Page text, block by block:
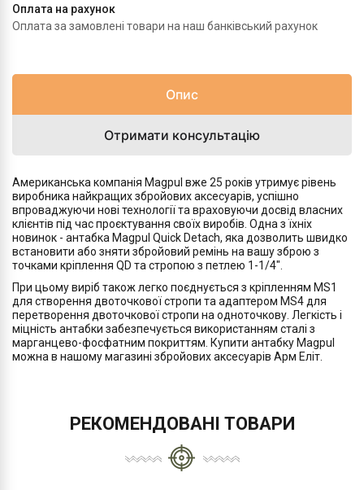
Оплата на рахунок
Оплата за замовлені товари на наш банківський рахунок
Опис
Отримати консультацію
Американська компанія Magpul вже 25 років утримує рівень
виробника найкращих збройових аксесуарів, успішно
впроваджуючи нові технології та враховуючи досвід власних
клієнтів під час проєктування своїх виробів. Одна з їхніх
новинок - антабка Magpul Quick Detach, яка дозволить швидко
встановити або зняти збройовий ремінь на вашу зброю з
точками кріплення QD та стропою з петлею 1-1/4".
При цьому виріб також легко поєднується з кріпленням MS1
для створення двоточкової стропи та адаптером MS4 для
перетворення двоточкової стропи на одноточкову. Легкість і
міцність антабки забезпечується використанням сталі з
марганцево-фосфатним покриттям. Купити антабку Magpul
можна в нашому магазині збройових аксесуарів Арм Еліт.
РЕКОМЕНДОВАНІ ТОВАРИ